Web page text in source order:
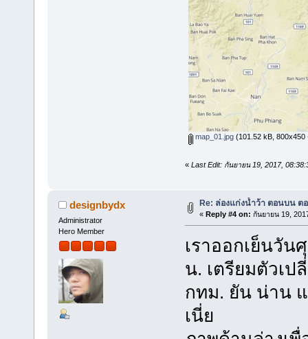
map_01.jpg(101.52 kB, 800x450
« Last Edit: กันยายน 19, 2017,
designbydx
Administrator
Hero Member
Re: ล่องแก่งน้ำว้า ตอนบน ต
« Reply #4 on: กันยายน 19,
เราออกเย็นวัน
น. เตรียมตัวเ
กทม. ยัน น่าน
เนี่ย